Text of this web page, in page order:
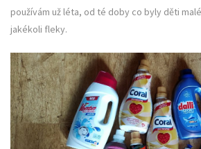
používám už léta, od té doby co byly děti
jakékoli fleky.